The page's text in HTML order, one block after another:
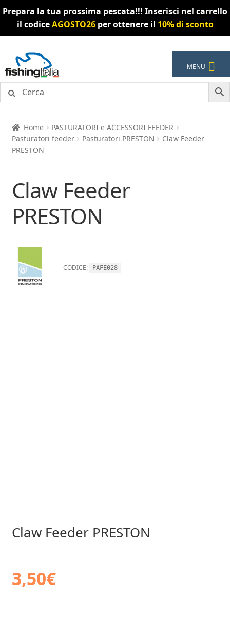
Prepara la tua prossima pescata!!! Inserisci nel carrello
il codiceAGOSTO26per ottenere il 10% di sconto
alla
navigazione
al
contenuto
MENU
Home
PASTURATORI e ACCESSORI FEEDER
Pasturatori feeder
Pasturatori PRESTON
Claw Feeder
PRESTON
Claw Feeder
PRESTON
CODICE: PAFE028
Claw Feeder PRESTON
3,50€